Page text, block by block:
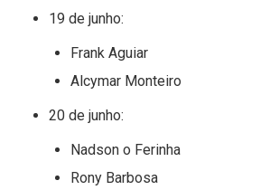
19 de junho:
Frank Aguiar
Alcymar Monteiro
20 de junho:
Nadson o Ferinha
Rony Barbosa